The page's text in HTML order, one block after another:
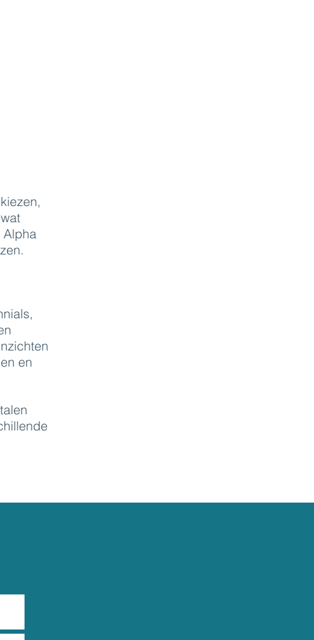
Alpha
en